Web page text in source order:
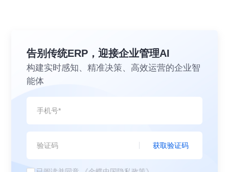
告别传统ERP，迎接企业管理AI
构建实时感知、精准决策、高效运营的企业智
能体
获取验证码